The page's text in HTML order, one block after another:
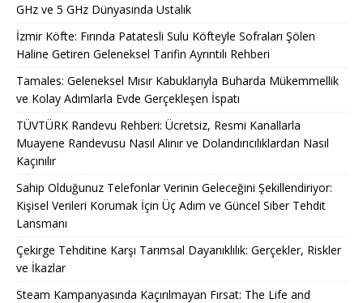
GHz ve 5 GHz Dünyasında Ustalık
İzmir Köfte: Fırında Patatesli Sulu Köfteyle Sofraları Şölen
Haline Getiren Geleneksel Tarifin Ayrıntılı Rehberi
Tamales: Geleneksel Mısır Kabuklarıyla Buharda Mükemmellik
ve Kolay Adımlarla Evde Gerçekleşen İspatı
TÜVTÜRK Randevu Rehberi: Ücretsiz, Resmi Kanallarla
Muayene Randevusu Nasıl Alınır ve Dolandırıcılıklardan Nasıl
Kaçınılır
Sahip Olduğunuz Telefonlar Verinin Geleceğini Şekillendiriyor:
Kişisel Verileri Korumak İçin Üç Adım ve Güncel Siber Tehdit
Lansmanı
Çekirge Tehditine Karşı Tarımsal Dayanıklılık: Gerçekler, Riskler
ve İkazlar
Steam Kampanyasında Kaçırılmayan Fırsat: The Life and